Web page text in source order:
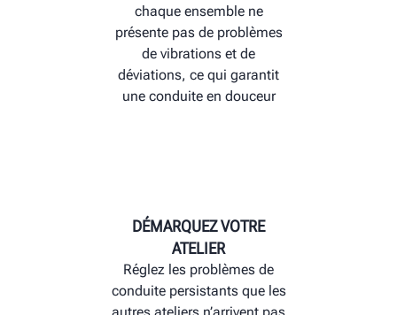
chaque ensemble ne
présente pas de problèmes
de vibrations et de
déviations, ce qui garantit
une conduite en douceur
DÉMARQUEZ VOTRE
ATELIER
Réglez les problèmes de
conduite persistants que les